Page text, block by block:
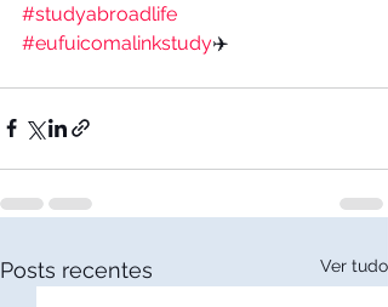
#studyabroadlife
#eufuicomalinkstudy✈️
Posts recentes Ver tudo